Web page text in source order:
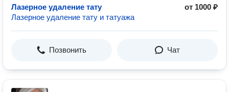
Лазерное удаление тату
от 1000 ₽
Лазерное удаление тату и татуажа
Позвонить Чат